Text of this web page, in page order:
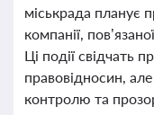
міськрада планує
компанії,
Ці події свідчать
правовідносин,
контролю та